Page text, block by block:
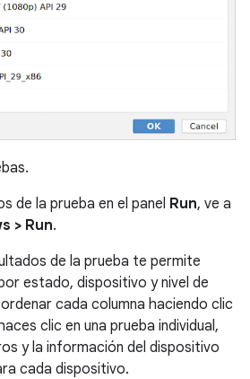
de la prueba en el panel Run, ve a
> Run.
de la prueba te permite
estado, dispositivo y nivel de
cada columna haciendo clic
clic en una prueba individual,
y la información del dispositivo
cada dispositivo.